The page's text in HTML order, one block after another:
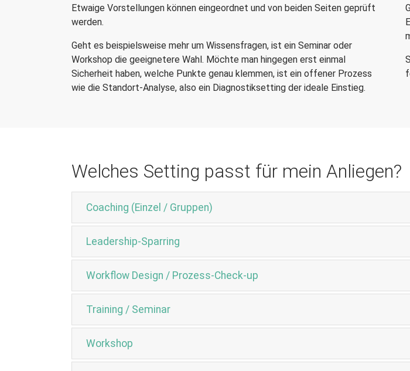
Etwaige Vorstellungen können eingeordnet und von beiden Seiten geprüft
werden.
Geht es beispielsweise mehr um Wissensfragen, ist ein Seminar oder
Workshop die geeignetere Wahl. Möchte man hingegen erst einmal
Sicherheit haben, welche Punkte genau klemmen, ist ein offener Prozess
wie die Standort-Analyse, also ein Diagnostiksetting der ideale Einstieg.
Welches Setting passt für mein Anliegen?
Coaching (Einzel / Gruppen)
Leadership-Sparring
Workflow Design / Prozess-Check-up
Training / Seminar
Workshop